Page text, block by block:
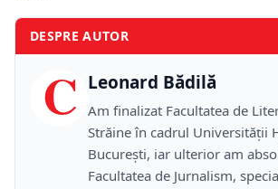
DESPRE AUTOR
C Leonard Bădilă
Am finalizat Facultatea de
Străine în cadrul Universității
București, iar ulterior am
Facultatea de Jurnalism,